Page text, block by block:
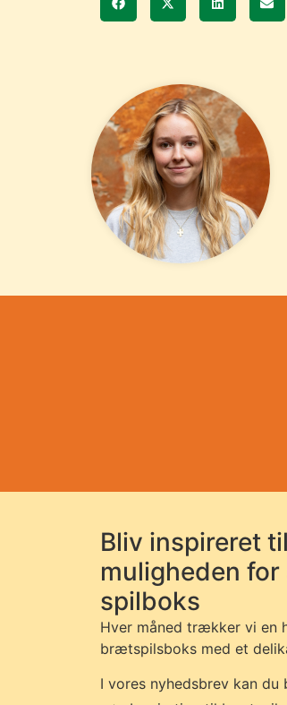
Bliv inspireret
muligheden
spilboks
Hver måned trækker vi en
brætspilsboks med et
I vores nyhedsbrev kan du